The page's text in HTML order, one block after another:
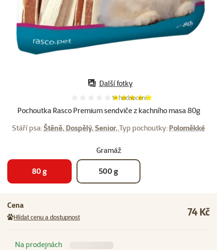
Pochoutka Rasco Premium sendviče z kachního masa 80g
Hodnocení 100%, počet hodnocení:
1×hodnocení
Stáří psa:Štěně, Dospělý, Senior, Typ pochoutky: Poloměkké
Gramáž
80 g 500 g
Cena
Hlídat cenu a dostupnost 74 Kč
Na prodejnách
Další fotky